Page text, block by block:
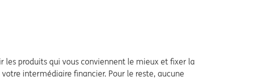
les produits qui vous conviennent le mieux et fixer la
intermédiaire financier. Pour le reste, aucune